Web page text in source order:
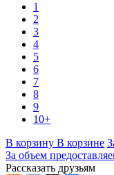
1
2
3
4
5
6
7
8
9
10+
В корзину В корзине
За объем
Рассказать друзьям